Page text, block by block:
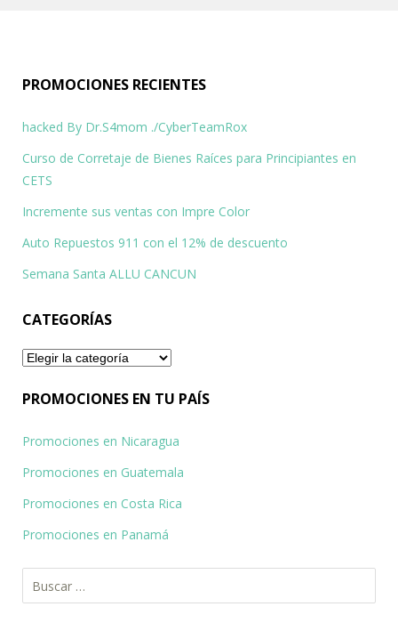
PROMOCIONES RECIENTES
hacked By Dr.S4mom ./CyberTeamRox
Curso de Corretaje de Bienes Raíces para Principiantes en
CETS
Incremente sus ventas con Impre Color
Auto Repuestos 911 con el 12% de descuento
Semana Santa ALLU CANCUN
CATEGORÍAS
Categorías
PROMOCIONES EN TU PAÍS
Promociones en Nicaragua
Promociones en Guatemala
Promociones en Costa Rica
Promociones en Panamá
Buscar: